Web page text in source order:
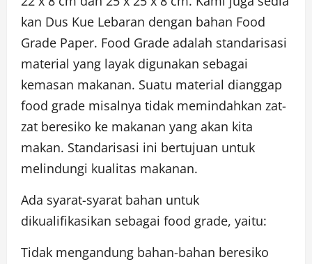
kan Dus Kue Lebaran dengan bahan Food
Grade Paper. Food Grade adalah standarisasi
material yang layak digunakan sebagai
kemasan makanan. Suatu material dianggap
food grade misalnya tidak memindahkan zat-
zat beresiko ke makanan yang akan kita
makan. Standarisasi ini bertujuan untuk
melindungi kualitas makanan.
Ada syarat-syarat bahan untuk
dikualifikasikan sebagai food grade, yaitu:
Tidak mengandung bahan-bahan beresiko